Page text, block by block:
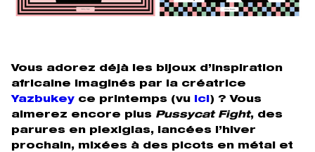
Vous adorez déjà les bijoux d’inspiration
africaine imaginés par la créatrice
Yazbukey ce printemps (vu ici ) ? Vous
aimerez encore plus Pussycat Fight, des
parures en plexiglas, lancées l’hiver
prochain, mixées à des picots en métal et